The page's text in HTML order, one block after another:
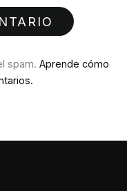
spam. Aprende cómo